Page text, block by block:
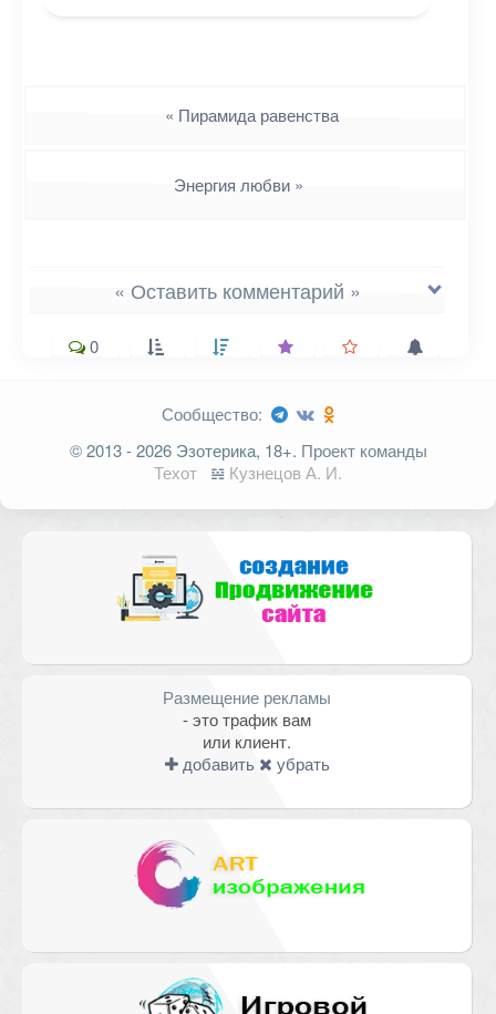
« Пирамида равенства
Энергия любви »
« Оставить комментарий »
Ваш адрес email не будет
опубликован.
Обязательные поля
Комментарий
Email *
0
Сообщество:
© 2013 - 2026 Эзотерика, 18+. Проект команды
Техот
𝌴 Кузнецов А. И.
Размещение рекламы
- это трафик вам
или клиент.
добавить
убрать